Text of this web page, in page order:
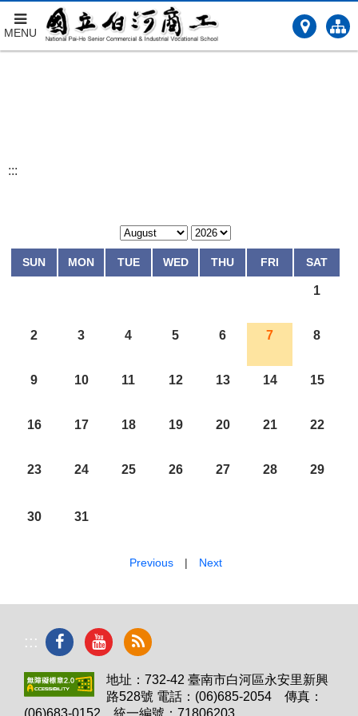
跳
MENU
:::
SUN MON TUE WED THU FRI SAT
1
2 3 4 5 6 7 8
9 10 11 12 13 14 15
16 17 18 19 20 21 22
23 24 25 26 27 28 29
30 31
Previous| Next
:::
地址：732-42 臺南市白河區永安里新興
路528號 電話：(06)685-2054 傳真：
(06)683-0152 統一編號：71806203